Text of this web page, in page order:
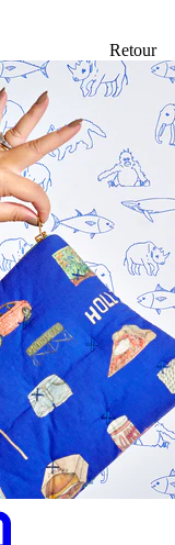
Retour